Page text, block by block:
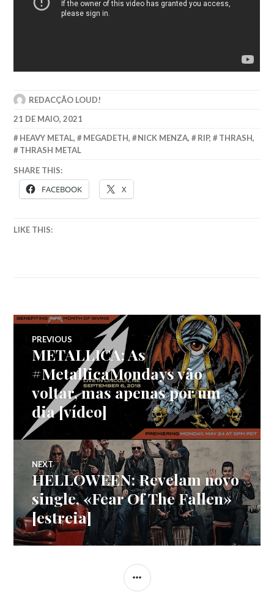
REDACÇÃO LOUD!
21 DE MAIO, 2021
HEAVY METAL, MEGADETH, NICK MENZA, RIP, THRASH,
THRASH METAL
SHARE THIS:
FACEBOOK X
LIKE THIS:
Navegação
de
artigos
PREVIOUS
Previous
METALLICA: As
#MetallicaMondays vão
voltar, mas apenas por um
dia [vídeo]
NEXT
Next
post:
HELLOWEEN: Revelam novo
single, «Fear Of The Fallen»
[estreia]
SIDEBAR